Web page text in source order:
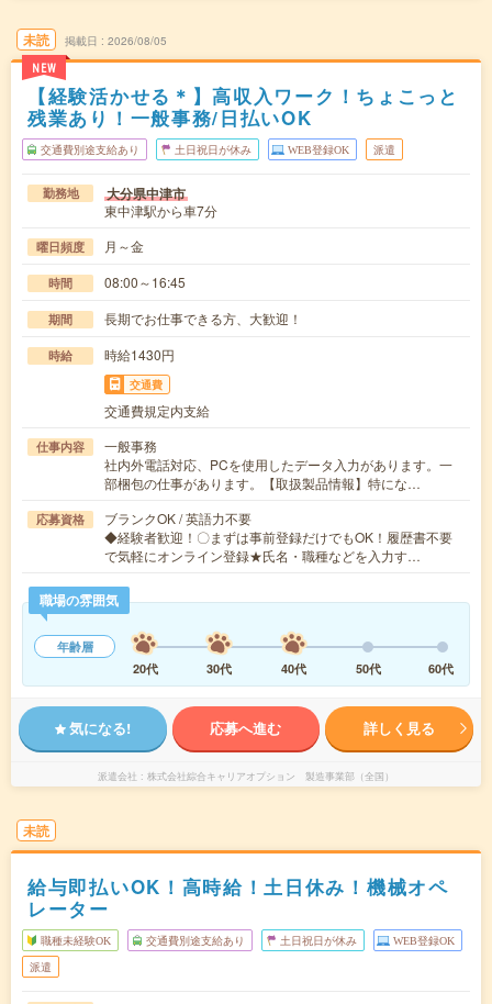
未読
NEW
掲載日 2026/08/05
【経験活かせる＊】高収入ワーク！ちょこっと
残業あり！一般事務/日払いOK
交通費別途支給あり 土日祝日が休み WEB登録OK 派遣
勤務地 大分県中津市
東中津駅から車7分
曜日頻度 月～金
時間 08:00～16:45
期間 長期でお仕事できる方、大歓迎！
時給 時給1430円
交通費
交通費規定内支給
仕事内容
一般事務
社内外電話対応、PCを使用したデータ入力があります。一
部梱包の仕事があります。【取扱製品情報】特にな…
応募資格
ブランクOK / 英語力不要
◆経験者歓迎！〇まずは事前登録だけでもOK！履歴書不要
で気軽にオンライン登録★氏名・職種などを入力す…
職場の雰囲気
年齢層
20代
30代 40代 50代 60代
気になる! 応募へ進む 詳しく見る
派遣会社 株式会社綜合キャリアオプション 製造事業部（全国）
未読
給与即払いOK！高時給！土日休み！機械オペ
レーター
職種未経験OK 交通費別途支給あり 土日祝日が休み WEB登録OK
派遣